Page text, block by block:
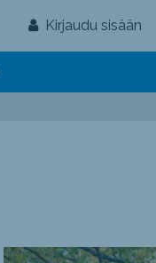
Kirjaudu sisään